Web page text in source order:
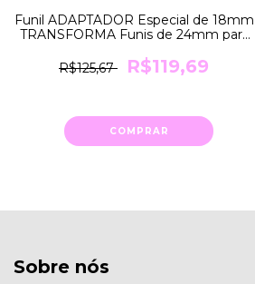
Funil ADAPTADOR Especial de 18mm
TRANSFORMA Funis de 24mm para
R$125,67
R$119,69
COMPRAR
Sobre nós